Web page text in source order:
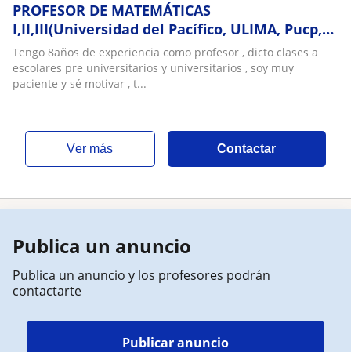
PROFESOR DE MATEMÁTICAS
I,II,III(Universidad del Pacífico, ULIMA, Pucp,
Cayetano,UPC,San Marcos)
Tengo 8años de experiencia como profesor , dicto clases a
escolares pre universitarios y universitarios , soy muy
paciente y sé motivar , t...
ver más Contactar
Publica un anuncio
Publica un anuncio y los profesores podrán
contactarte
Publicar anuncio